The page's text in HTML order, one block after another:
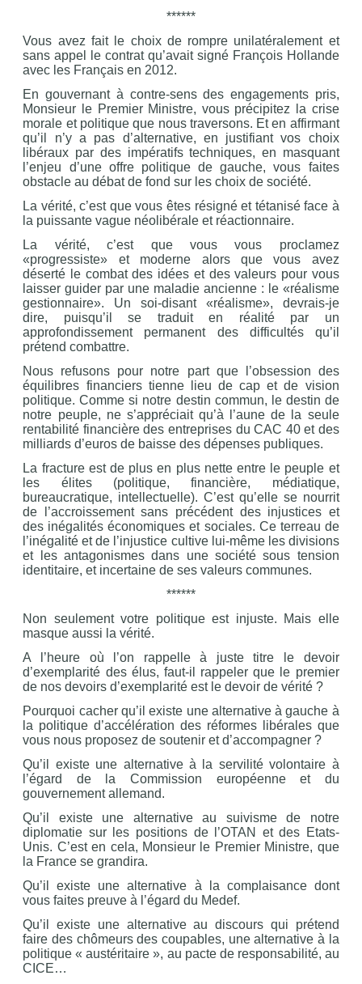
******
Vous avez fait le choix de rompre unilatéralement et
sans appel le contrat qu’avait signé François Hollande
avec les Français en 2012.
En gouvernant à contre-sens des engagements pris,
Monsieur le Premier Ministre, vous précipitez la crise
morale et politique que nous traversons. Et en affirmant
qu’il n’y a pas d’alternative, en justifiant vos choix
libéraux par des impératifs techniques, en masquant
l’enjeu d’une offre politique de gauche, vous faites
obstacle au débat de fond sur les choix de société.
La vérité, c’est que vous êtes résigné et tétanisé face à
la puissante vague néolibérale et réactionnaire.
La vérité, c’est que vous vous proclamez
«progressiste» et moderne alors que vous avez
déserté le combat des idées et des valeurs pour vous
laisser guider par une maladie ancienne : le «réalisme
gestionnaire». Un soi-disant «réalisme», devrais-je
dire, puisqu’il se traduit en réalité par un
approfondissement permanent des difficultés qu’il
prétend combattre.
Nous refusons pour notre part que l’obsession des
équilibres financiers tienne lieu de cap et de vision
politique. Comme si notre destin commun, le destin de
notre peuple, ne s’appréciait qu’à l’aune de la seule
rentabilité financière des entreprises du CAC 40 et des
milliards d’euros de baisse des dépenses publiques.
La fracture est de plus en plus nette entre le peuple et
les élites (politique, financière, médiatique,
bureaucratique, intellectuelle). C’est qu’elle se nourrit
de l’accroissement sans précédent des injustices et
des inégalités économiques et sociales. Ce terreau de
l’inégalité et de l’injustice cultive lui-même les divisions
et les antagonismes dans une société sous tension
identitaire, et incertaine de ses valeurs communes.
******
Non seulement votre politique est injuste. Mais elle
masque aussi la vérité.
A l’heure où l’on rappelle à juste titre le devoir
d’exemplarité des élus, faut-il rappeler que le premier
de nos devoirs d’exemplarité est le devoir de vérité ?
Pourquoi cacher qu’il existe une alternative à gauche à
la politique d’accélération des réformes libérales que
vous nous proposez de soutenir et d’accompagner ?
Qu’il existe une alternative à la servilité volontaire à
l’égard de la Commission européenne et du
gouvernement allemand.
Qu’il existe une alternative au suivisme de notre
diplomatie sur les positions de l’OTAN et des Etats-
Unis. C’est en cela, Monsieur le Premier Ministre, que
la France se grandira.
Qu’il existe une alternative à la complaisance dont
vous faites preuve à l’égard du Medef.
Qu’il existe une alternative au discours qui prétend
faire des chômeurs des coupables, une alternative à la
politique « austéritaire », au pacte de responsabilité, au
CICE…